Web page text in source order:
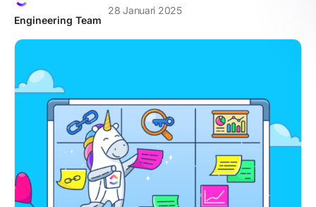
Engineering Team
28 Januari 2025